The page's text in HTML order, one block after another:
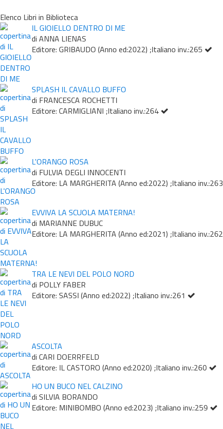
Elenco Libri in Biblioteca
IL GIOIELLO DENTRO DI ME
di ANNA LIENAS
Editore: GRIBAUDO (Anno ed:2022) ;Italiano inv.:265
SPLASH IL CAVALLO BUFFO
di FRANCESCA ROCHETTI
Editore: CARMIGLIANI ;Italiano inv.:264
L'ORANGO ROSA
di FULVIA DEGLI INNOCENTI
Editore: LA MARGHERITA (Anno ed:2022) ;Italiano inv.:263
EVVIVA LA SCUOLA MATERNA!
di MARIANNE DUBUC
Editore: LA MARGHERITA (Anno ed:2021) ;Italiano inv.:262
TRA LE NEVI DEL POLO NORD
di POLLY FABER
Editore: SASSI (Anno ed:2022) ;Italiano inv.:261
ASCOLTA
di CARI DOERRFELD
Editore: IL CASTORO (Anno ed:2020) ;Italiano inv.:260
HO UN BUCO NEL CALZINO
di SILVIA BORANDO
Editore: MINIBOMBO (Anno ed:2023) ;Italiano inv.:259